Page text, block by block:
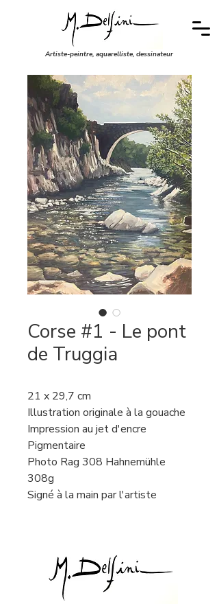
Artiste-peintre, aquarelliste, dessinateur
Corse #1 - Le pont
de Truggia
21 x 29,7 cm
Illustration originale à la gouache
Impression au jet d'encre
Pigmentaire
Photo Rag 308 Hahnemühle
308g
Signé à la main par l'artiste